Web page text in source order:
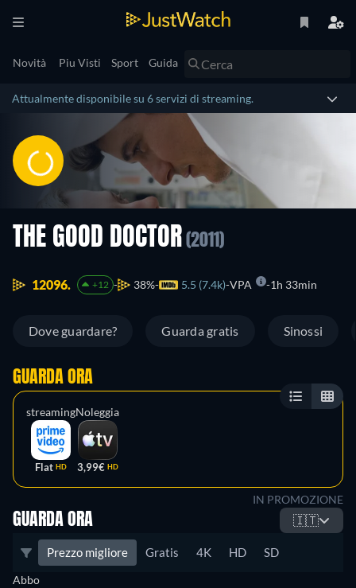
Novità Piu Visti Sport Guida
Attualmente disponibile su 6 servizi di streaming.
THE GOOD DOCTOR (2011)
12096. +12 38% 5.5 (7.4k) VPA 1h 33min
Dove guardare? Guarda gratis Sinossi
GUARDA ORA
streaming
Flat HD
Noleggia
3,99€ HD
IN PROMOZIONE
GUARDA ORA 🇮🇹
Prezzo migliore Gratis 4K HD SD
Abbo